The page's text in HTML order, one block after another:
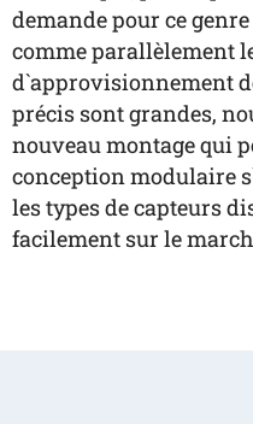
demande pour ce
comme parallèlement
d`approvisionnement
précis sont grandes,
nouveau montage qui
conception modulaire
les types de capteurs
facilement sur le